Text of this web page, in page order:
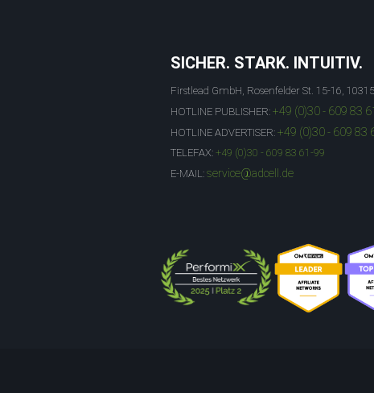
SICHER. STARK. INTUITIV.
Firstlead GmbH, Rosenfelder St. 15-16,
HOTLINE PUBLISHER: +49 (0)30 - 609 83
HOTLINE ADVERTISER: +49 (0)30 - 609 83
TELEFAX: +49 (0)30 - 609 83 61-99
E-MAIL: service@adcell.de